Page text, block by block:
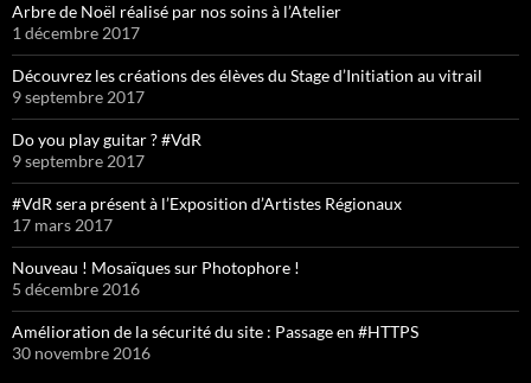
Arbre de Noël réalisé par nos soins à l’Atelier
1 décembre 2017
Découvrez les créations des élèves du Stage d’Initiation au vitrail
9 septembre 2017
Do you play guitar ? #VdR
9 septembre 2017
#VdR sera présent à l’Exposition d’Artistes Régionaux
17 mars 2017
Nouveau ! Mosaïques sur Photophore !
5 décembre 2016
Amélioration de la sécurité du site : Passage en #HTTPS
30 novembre 2016